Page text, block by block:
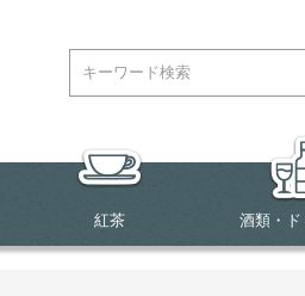
紅茶 酒類・ド